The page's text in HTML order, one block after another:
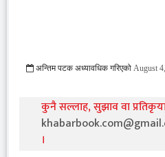
अन्तिम पटक अध्यावधिक गरिएको August
कुनै सल्लाह, सुझाव वा
।